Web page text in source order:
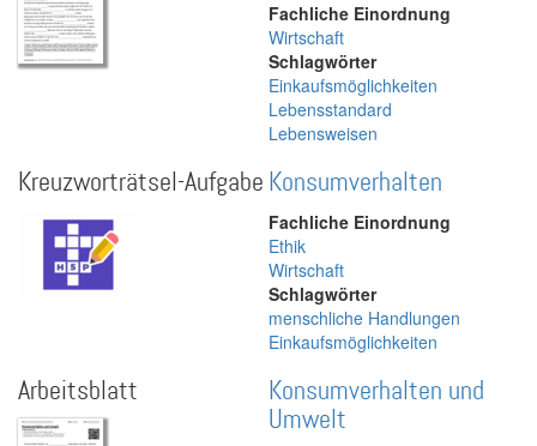
Fachliche Einordnung
Wirtschaft
Schlagwörter
Einkaufsmöglichkeiten
Lebensstandard
Lebensweisen
Kreuzworträtsel-Aufgabe Konsumverhalten
Fachliche Einordnung
Ethik
Wirtschaft
Schlagwörter
menschliche Handlungen
Einkaufsmöglichkeiten
Arbeitsblatt
Konsumverhalten und
Umwelt